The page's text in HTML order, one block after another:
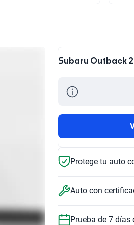
Subaru Outback
Protege tu auto
Auto con
Prueba de 7 días